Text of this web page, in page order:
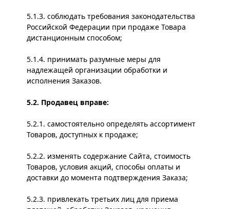
5.1.3. соблюдать требования законодательства
Российской Федерации при продаже Товара
дистанционным способом;
5.1.4. принимать разумные меры для
надлежащей организации обработки и
исполнения Заказов.
5.2. Продавец вправе:
5.2.1. самостоятельно определять ассортимент
Товаров, доступных к продаже;
5.2.2. изменять содержание Сайта, стоимость
Товаров, условия акций, способы оплаты и
доставки до момента подтверждения Заказа;
5.2.3. привлекать третьих лиц для приема